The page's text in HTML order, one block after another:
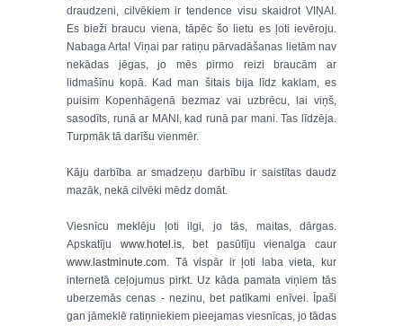
draudzeni, cilvēkiem ir tendence visu skaidrot VIŅAI.
Es bieži braucu viena, tāpēc šo lietu es ļoti ievēroju.
Nabaga Arta! Viņai par ratiņu pārvadāšanas lietām nav
nekādas jēgas, jo mēs pirmo reizi braucām ar
lidmašīnu kopā. Kad man šitais bija līdz kaklam, es
puisim Kopenhāgenā bezmaz vai uzbrēcu, lai viņš,
sasodīts, runā ar MANI, kad runā par mani. Tas līdzēja.
Turpmāk tā darīšu vienmēr.
Kāju darbība ar smadzeņu darbību ir saistītas daudz
mazāk, nekā cilvēki mēdz domāt.
Viesnīcu meklēju ļoti ilgi, jo tās, maitas, dārgas.
Apskatīju www.hotel.is, bet pasūtīju vienalga caur
www.lastminute.com. Tā vispār ir ļoti laba vieta, kur
internetā ceļojumus pirkt. Uz kāda pamata viņiem tās
uberzemās cenas - nezinu, bet patīkami enīvei. Īpaši
gan jāmeklē ratiņniekiem pieejamas viesnīcas, jo tādas